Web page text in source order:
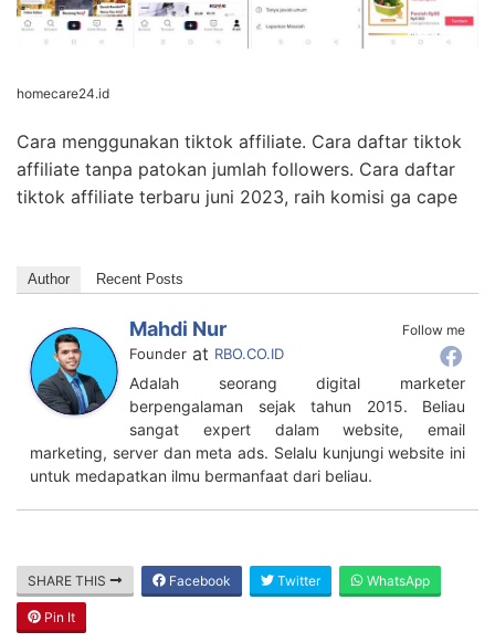
homecare24.id
Cara menggunakan tiktok affiliate. Cara daftar tiktok
affiliate tanpa patokan jumlah followers. Cara daftar
tiktok affiliate terbaru juni 2023, raih komisi ga cape
Author Recent Posts
Follow me
Mahdi Nur
Founder at RBO.CO.ID
Adalah seorang digital marketer
berpengalaman sejak tahun 2015. Beliau
sangat expert dalam website, email
marketing, server dan meta ads. Selalu kunjungi website ini
untuk medapatkan ilmu bermanfaat dari beliau.
SHARE THIS Facebook Twitter WhatsApp
Pin It